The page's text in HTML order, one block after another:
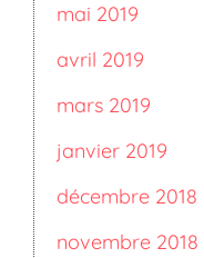
mai 2019
avril 2019
mars 2019
janvier 2019
décembre 2018
novembre 2018